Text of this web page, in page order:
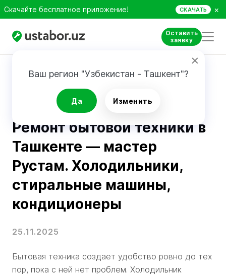
Скачайте бесплатное приложение! СКАЧАТЬ ×
Оставить
заявку
Ваш регион "Узбекистан - Ташкент"?
Да Изменить
Рекомендации
Ремонт бытовой техники в
Ташкенте — мастер
Рустам. Холодильники,
стиральные машины,
кондиционеры
25.11.2025
Бытовая техника создает удобство ровно до тех
пор, пока с ней нет проблем. Холодильник